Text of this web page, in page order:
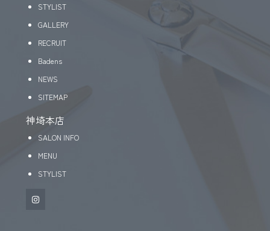
STYLIST
GALLERY
RECRUIT
Badens
NEWS
SITEMAP
神埼本店
SALON INFO
MENU
STYLIST